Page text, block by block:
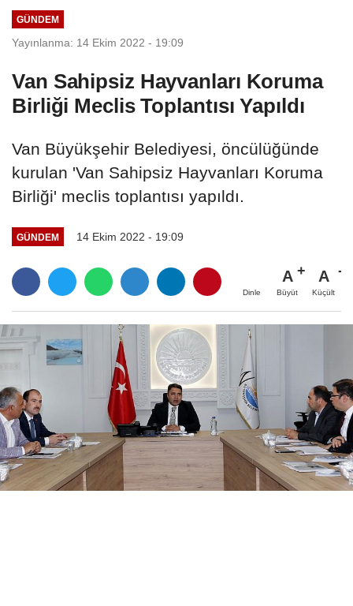
GÜNDEM
Yayınlanma: 14 Ekim 2022 - 19:09
Van Sahipsiz Hayvanları Koruma
Birliği Meclis Toplantısı Yapıldı
Van Büyükşehir Belediyesi, öncülüğünde
kurulan 'Van Sahipsiz Hayvanları Koruma
Birliği' meclis toplantısı yapıldı.
GÜNDEM 14 Ekim 2022 - 19:09
Dinle
A
Büyüt
A
Küçült